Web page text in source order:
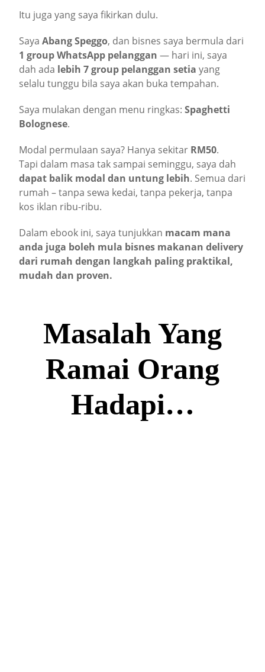
Itu juga yang saya fikirkan dulu.
Saya Abang Speggo, dan bisnes saya bermula dari
1 group WhatsApp pelanggan — hari ini, saya
dah ada lebih 7 group pelanggan setia yang
selalu tunggu bila saya akan buka tempahan.
Saya mulakan dengan menu ringkas: Spaghetti
Bolognese.
Modal permulaan saya? Hanya sekitar RM50.
Tapi dalam masa tak sampai seminggu, saya dah
dapat balik modal dan untung lebih. Semua dari
rumah – tanpa sewa kedai, tanpa pekerja, tanpa
kos iklan ribu-ribu.
Dalam ebook ini, saya tunjukkan macam mana
anda juga boleh mula bisnes makanan delivery
dari rumah dengan langkah paling praktikal,
mudah dan proven.
Masalah Yang
Ramai Orang
Hadapi…